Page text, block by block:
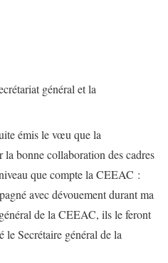
général et la
émis le vœu que la
bonne collaboration des cadres
que compte la CEEAC :
avec dévouement durant ma
de la CEEAC, ils le feront
le Secrétaire général de la